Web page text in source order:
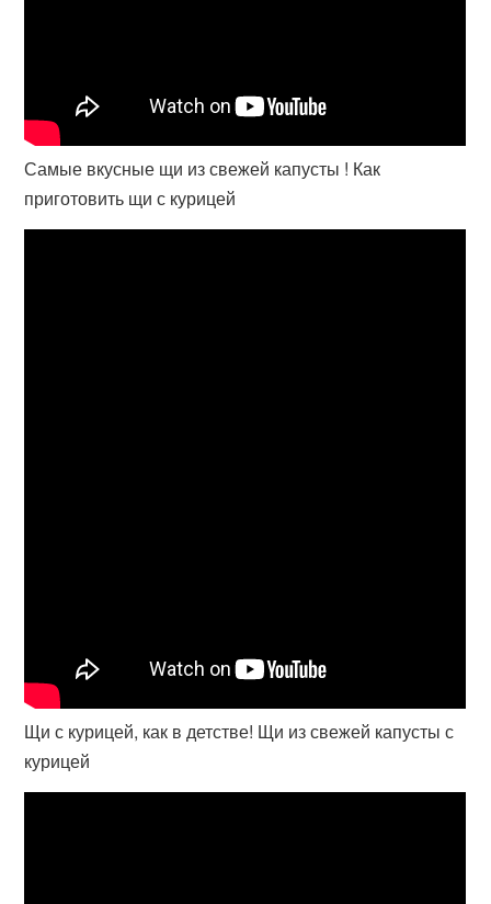
Самые вкусные щи из свежей капусты ! Как
приготовить щи с курицей
Щи с курицей, как в детстве! Щи из свежей капусты с
курицей